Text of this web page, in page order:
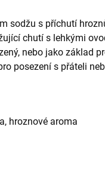
sodžu s příchutí
chutí s lehkými
nebo jako základ
posezení s přáteli
hroznové aroma